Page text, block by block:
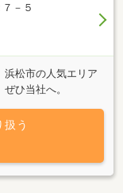
－５
浜松市の人気エリア
ひ当社へ。
う